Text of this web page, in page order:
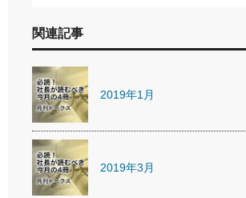
関連記事
2019年1月
2019年3月